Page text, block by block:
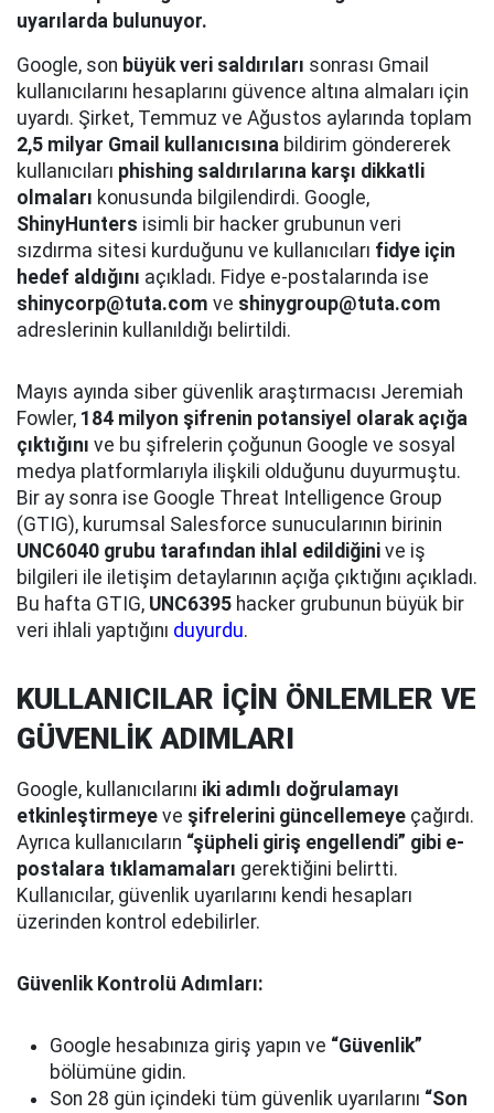
uyarılarda bulunuyor.
Google, son büyük veri saldırıları sonrası Gmail
kullanıcılarını hesaplarını güvence altına almaları için
uyardı. Şirket, Temmuz ve Ağustos aylarında toplam
2,5 milyar Gmail kullanıcısına bildirim göndererek
kullanıcıları phishing saldırılarına karşı dikkatli
olmaları konusunda bilgilendirdi. Google,
ShinyHunters isimli bir hacker grubunun veri
sızdırma sitesi kurduğunu ve kullanıcıları fidye için
hedef aldığını açıkladı. Fidye e-postalarında ise
shinycorp@tuta.com ve shinygroup@tuta.com
adreslerinin kullanıldığı belirtildi.
Mayıs ayında siber güvenlik araştırmacısı Jeremiah
Fowler, 184 milyon şifrenin potansiyel olarak açığa
çıktığını ve bu şifrelerin çoğunun Google ve sosyal
medya platformlarıyla ilişkili olduğunu duyurmuştu.
Bir ay sonra ise Google Threat Intelligence Group
(GTIG), kurumsal Salesforce sunucularının birinin
UNC6040 grubu tarafından ihlal edildiğini ve iş
bilgileri ile iletişim detaylarının açığa çıktığını açıkladı.
Bu hafta GTIG, UNC6395 hacker grubunun büyük bir
veri ihlali yaptığını duyurdu.
KULLANICILAR İÇİN ÖNLEMLER VE
GÜVENLİK ADIMLARI
Google, kullanıcılarını iki adımlı doğrulamayı
etkinleştirmeye ve şifrelerini güncellemeye çağırdı.
Ayrıca kullanıcıların “şüpheli giriş engellendi” gibi e-
postalara tıklamamaları gerektiğini belirtti.
Kullanıcılar, güvenlik uyarılarını kendi hesapları
üzerinden kontrol edebilirler.
Güvenlik Kontrolü Adımları:
Google hesabınıza giriş yapın ve “Güvenlik”
bölümüne gidin.
Son 28 gün içindeki tüm güvenlik uyarılarını “Son